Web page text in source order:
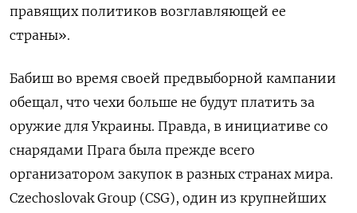
правящих политиков возглавляющей ее
страны».
Бабиш во время своей предвыборной кампании
обещал, что чехи больше не будут платить за
оружие для Украины. Правда, в инициативе со
снарядами Прага была прежде всего
организатором закупок в разных странах мира.
Czechoslovak Group (CSG), один из крупнейших